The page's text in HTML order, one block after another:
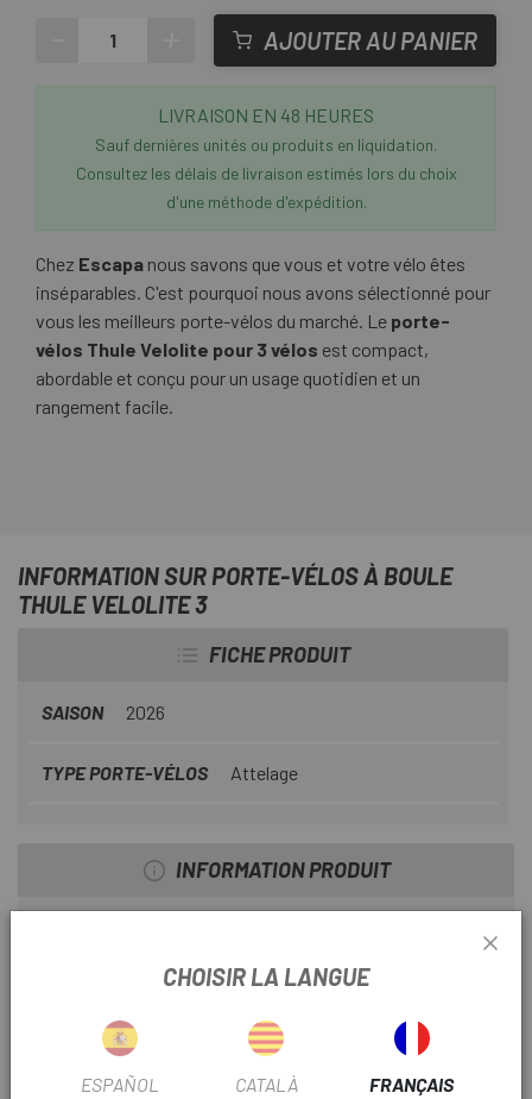
AJOUTER AU PANIER
LIVRAISON EN 48 HEURES
Sauf dernières unités ou produits en liquidation.
Consultez les délais de livraison estimés lors du choix
d'une méthode d'expédition.
Chez Escapa nous savons que vous et votre vélo êtes
inséparables. C'est pourquoi nous avons sélectionné pour
vous les meilleurs porte-vélos du marché. Le porte-
vélos Thule Velolite pour 3 vélos est compact,
abordable et conçu pour un usage quotidien et un
rangement facile.
INFORMATION SUR PORTE-VÉLOS À BOULE
THULE VELOLITE 3
FICHE PRODUIT
SAISON 2026
TYPE PORTE-VÉLOS Attelage
INFORMATION PRODUIT
Un moyen simple et compact de transporter son vélo
Thule VeloLite est un modèle léger et facile à utiliser, conçu
pour les attelages de remorque et qui simplifie le transport
quotidien de votre vélo. Grâce à sa plateforme pliable
CHOISIR LA LANGUE
ESPAÑOL CATALÀ FRANÇAIS